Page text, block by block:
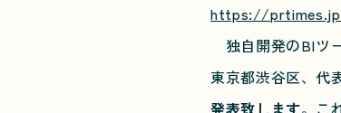
https://
独自開発のBIツ
東京都渋谷区、代
発表致します。こ